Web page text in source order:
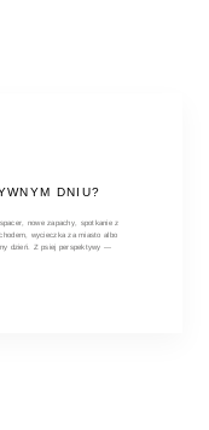
DNIU?
nowe zapachy, spotkanie z
wycieczka za miasto albo
dzień. Z psiej perspektywy —